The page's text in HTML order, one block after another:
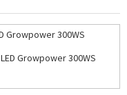
LED Growpower 300WS